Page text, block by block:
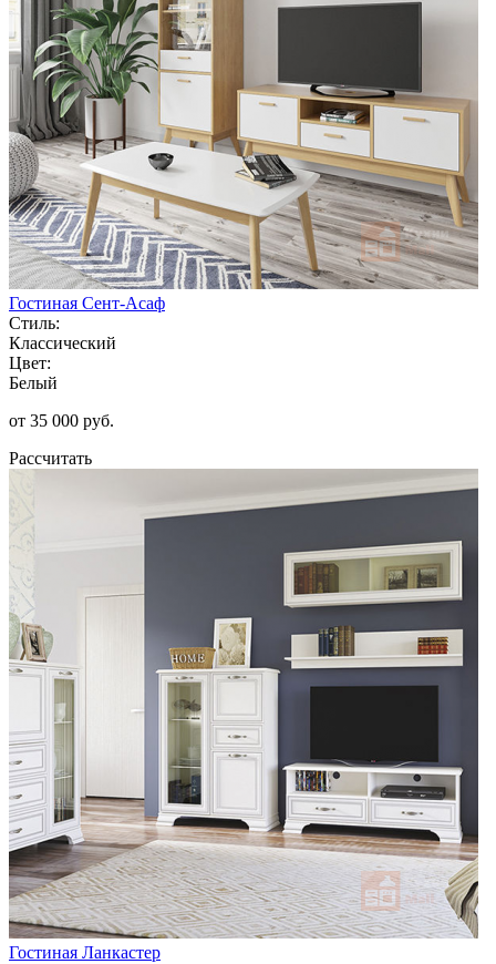
Гостиная Сент-Асаф
Стиль:
Классический
Цвет:
Белый
от 35 000 руб.
Рассчитать
Гостиная Ланкастер